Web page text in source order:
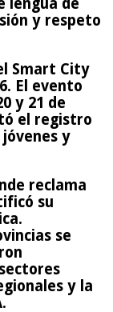
lengua de
y respeto
Smart City
El evento
y 21 de
el registro
y
reclama
su
se
y la